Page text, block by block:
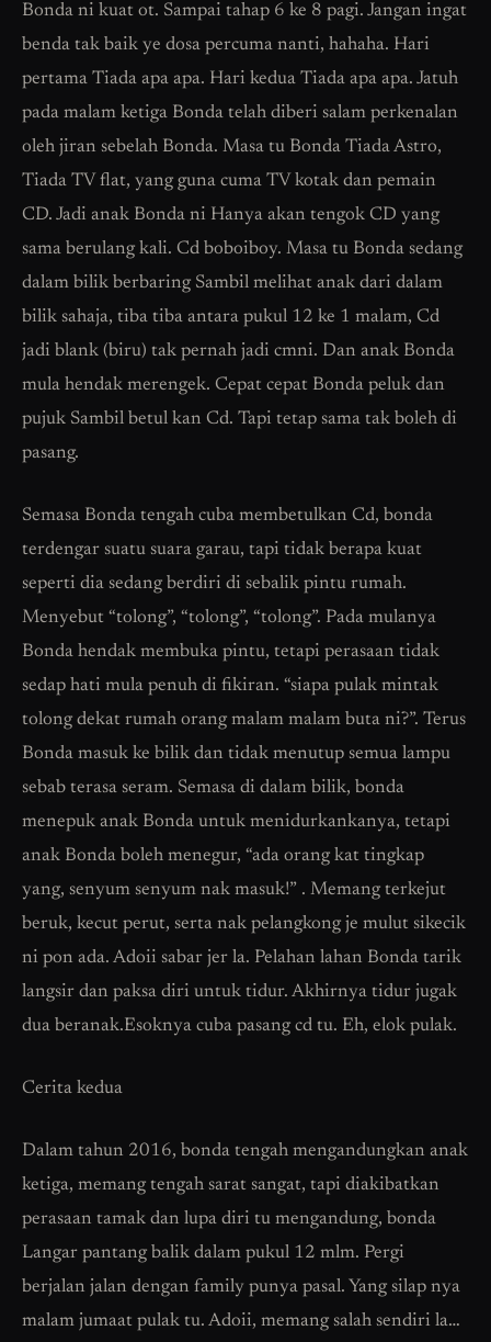
Bonda ni kuat ot. Sampai tahap 6 ke 8 pagi. Jangan ingat
benda tak baik ye dosa percuma nanti, hahaha. Hari
pertama Tiada apa apa. Hari kedua Tiada apa apa. Jatuh
pada malam ketiga Bonda telah diberi salam perkenalan
oleh jiran sebelah Bonda. Masa tu Bonda Tiada Astro,
Tiada TV flat, yang guna cuma TV kotak dan pemain
CD. Jadi anak Bonda ni Hanya akan tengok CD yang
sama berulang kali. Cd boboiboy. Masa tu Bonda sedang
dalam bilik berbaring Sambil melihat anak dari dalam
bilik sahaja, tiba tiba antara pukul 12 ke 1 malam, Cd
jadi blank (biru) tak pernah jadi cmni. Dan anak Bonda
mula hendak merengek. Cepat cepat Bonda peluk dan
pujuk Sambil betul kan Cd. Tapi tetap sama tak boleh di
pasang.
Semasa Bonda tengah cuba membetulkan Cd, bonda
terdengar suatu suara garau, tapi tidak berapa kuat
seperti dia sedang berdiri di sebalik pintu rumah.
Menyebut “tolong”, “tolong”, “tolong”. Pada mulanya
Bonda hendak membuka pintu, tetapi perasaan tidak
sedap hati mula penuh di fikiran. “siapa pulak mintak
tolong dekat rumah orang malam malam buta ni?”. Terus
Bonda masuk ke bilik dan tidak menutup semua lampu
sebab terasa seram. Semasa di dalam bilik, bonda
menepuk anak Bonda untuk menidurkankanya, tetapi
anak Bonda boleh menegur, “ada orang kat tingkap
yang, senyum senyum nak masuk!” . Memang terkejut
beruk, kecut perut, serta nak pelangkong je mulut sikecik
ni pon ada. Adoii sabar jer la. Pelahan lahan Bonda tarik
langsir dan paksa diri untuk tidur. Akhirnya tidur jugak
dua beranak.Esoknya cuba pasang cd tu. Eh, elok pulak.
Cerita kedua
Dalam tahun 2016, bonda tengah mengandungkan anak
ketiga, memang tengah sarat sangat, tapi diakibatkan
perasaan tamak dan lupa diri tu mengandung, bonda
Langar pantang balik dalam pukul 12 mlm. Pergi
berjalan jalan dengan family punya pasal. Yang silap nya
malam jumaat pulak tu. Adoii, memang salah sendiri la…